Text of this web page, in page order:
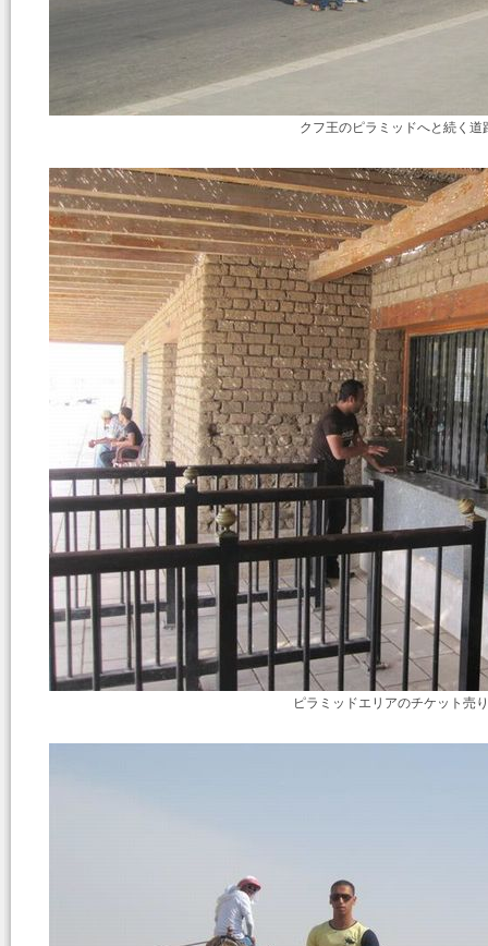
クフ王のピラミッドへと続く道
ピラミッドエリアのチケット売